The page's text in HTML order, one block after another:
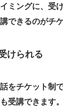
イミングに、受
できるのがチ
けられる
をチケット制
受講できます。